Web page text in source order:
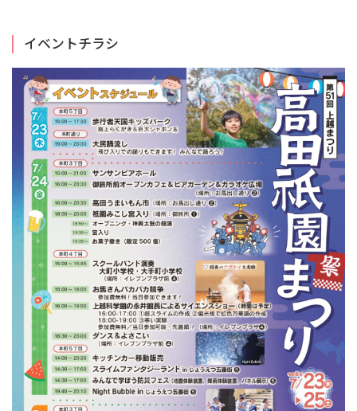
イベントチラシ